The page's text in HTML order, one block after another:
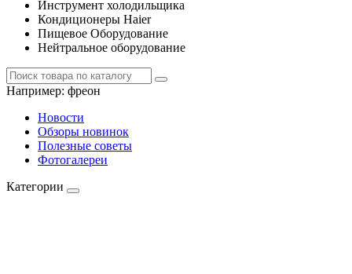
Инструмент холодильщика
Кондиционеры Haier
Пищевое Оборудование
Нейтральное оборудование
Например: фреон
Новости
Обзоры новинок
Полезные советы
Фотогалереи
Категории